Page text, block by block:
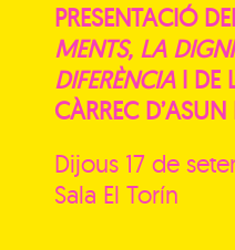
PRESENTACIÓ
MENTS, LA
DIFERÈNCIAI DE
CÀRREC D’ASUN
Dijous 17 de
Sala El Torín